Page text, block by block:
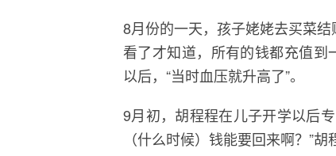
8月份的一天，孩子姥姥去买菜
看了才知道，所有的钱都充值到
以后，“当时血压就升高了”。
9月初，胡程程在儿子开学以后
（什么时候）钱能要回来啊？”胡